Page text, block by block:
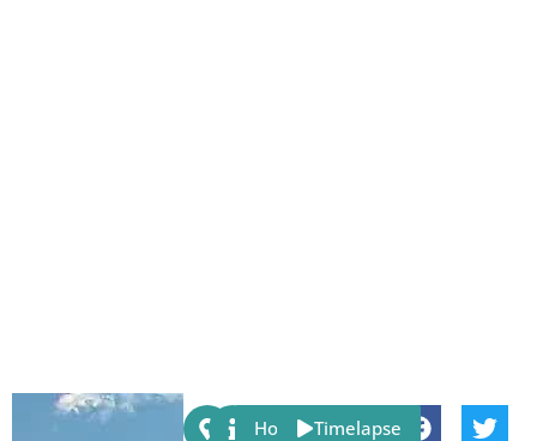
Share:
Host Timelapse